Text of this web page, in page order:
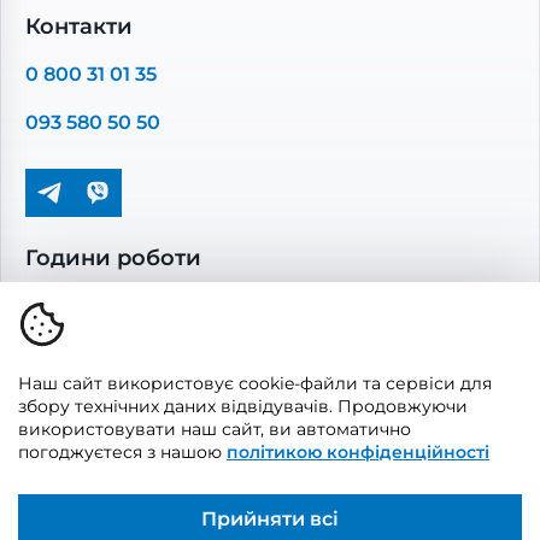
Комплектуючі вентиляції
Решітки вентиляційні
Дверцята ревізійні
Контакти
0 800 31 01 35
093 580 50 50
Години роботи
Сб-Нд: вихідні
Наш сайт використовує cookie-файли та сервіси для
збору технічних даних відвідувачів. Продовжуючи
використовувати наш сайт, ви автоматично
погоджуєтеся з нашою політикою конфіденційності
Прийняти всі